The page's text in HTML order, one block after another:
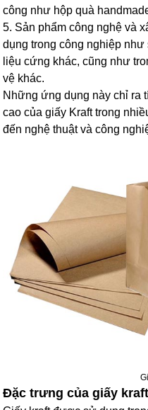
công như hộp quà
5. Sản phẩm công nghệ và
dụng trong công nghiệp
liệu cứng khác, cũng như
vệ khác.
Những ứng dụng này chỉ ra
cao của giấy Kraft trong
đến nghệ thuật và công
Đặc trưng của giấy